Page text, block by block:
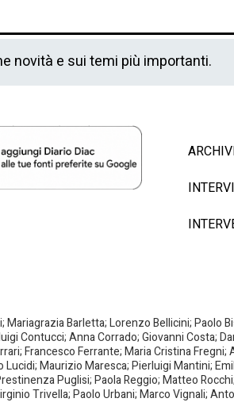
novità e sui temi più importanti.
Barletta; Lorenzo Bellicini; Paolo
Contucci; Anna Corrado; Giovanni Costa;
Francesco Ferrante; Maria Cristina
Maurizio Maresca; Pierluigi Mantini;
Puglisi; Paola Reggio; Matteo
Trivella; Paolo Urbani; Marco Vignali;